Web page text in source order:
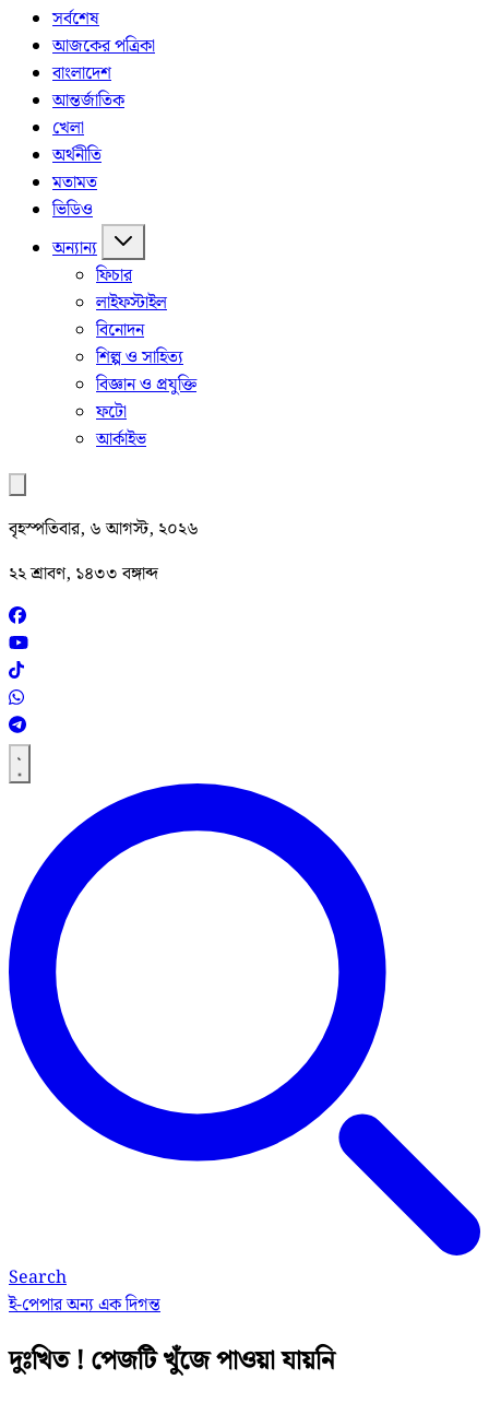
সর্বশেষ
আজকের পত্রিকা
বাংলাদেশ
আন্তর্জাতিক
খেলা
অর্থনীতি
মতামত
ভিডিও
অন্যান্য
ফিচার
লাইফস্টাইল
বিনোদন
শিল্প ও সাহিত্য
বিজ্ঞান ও প্রযুক্তি
ফটো
আর্কাইভ
বৃহস্পতিবার, ৬ আগস্ট, ২০২৬
২২ শ্রাবণ, ১৪৩৩ বঙ্গাব্দ
Search
ই-পেপারঅন্য এক দিগন্ত
দুঃখিত ! পেজটি খুঁজে পাওয়া যায়নি